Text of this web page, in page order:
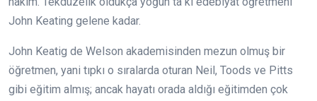
John Keating gelene kadar.
John Keatig de Welson akademisinden mezun olmuş bir
öğretmen, yani tıpkı o sıralarda oturan Neil, Toods ve Pitts
gibi eğitim almış; ancak hayatı orada aldığı eğitimden çok